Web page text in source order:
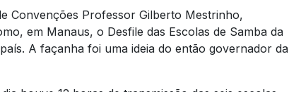
Convenções Professor Gilberto Mestrinho,
em Manaus, o Desfile das Escolas de Samba da
A façanha foi uma ideia do então governador da